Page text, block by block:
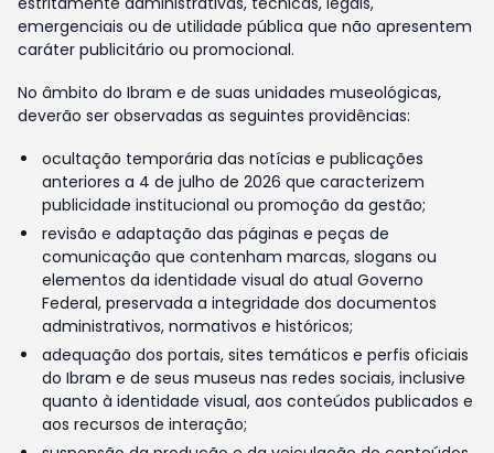
emergenciais ou de utilidade pública que não apresentem
caráter publicitário ou promocional.
No âmbito do Ibram e de suas unidades museológicas,
deverão ser observadas as seguintes providências:
ocultação temporária das notícias e publicações
anteriores a 4 de julho de 2026 que caracterizem
publicidade institucional ou promoção da gestão;
revisão e adaptação das páginas e peças de
comunicação que contenham marcas, slogans ou
elementos da identidade visual do atual Governo
Federal, preservada a integridade dos documentos
administrativos, normativos e históricos;
adequação dos portais, sites temáticos e perfis oficiais
do Ibram e de seus museus nas redes sociais, inclusive
quanto à identidade visual, aos conteúdos publicados e
aos recursos de interação;